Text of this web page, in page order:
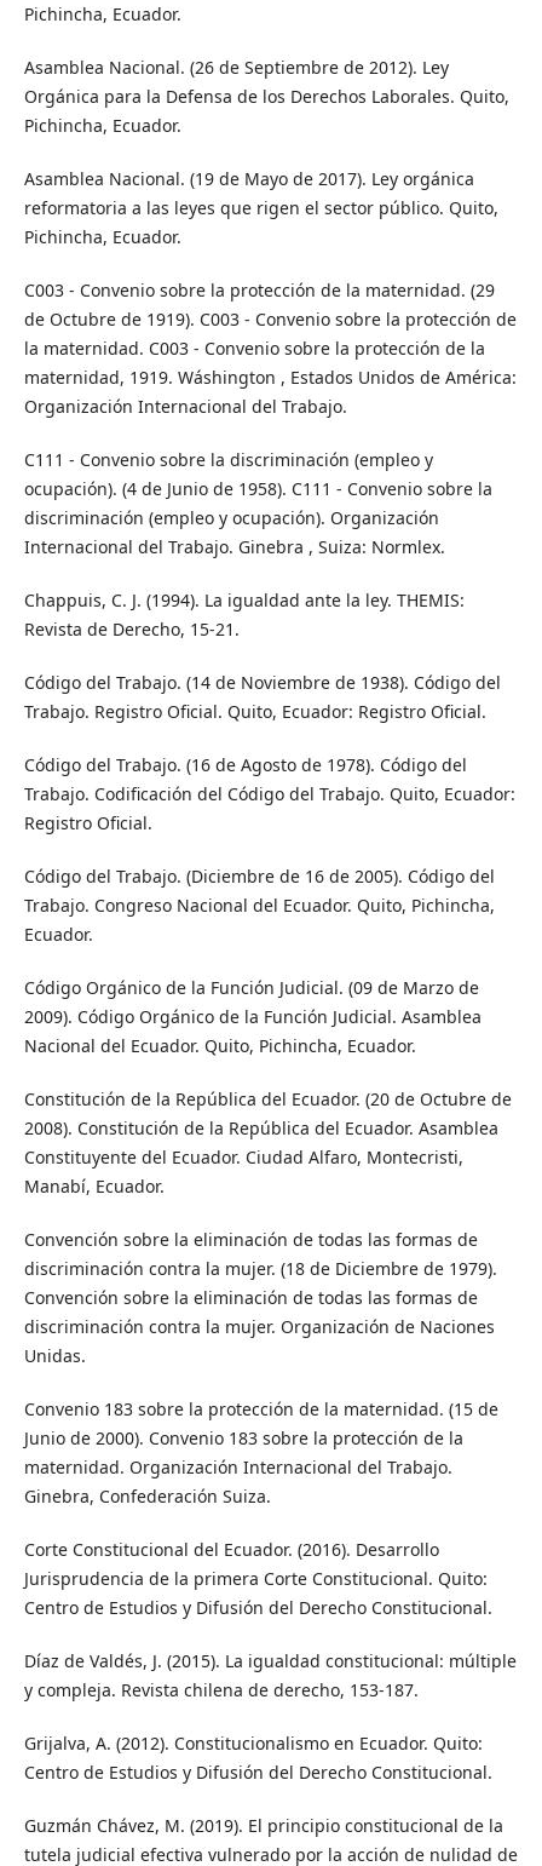
Pichincha, Ecuador.
Asamblea Nacional. (26 de Septiembre de 2012). Ley
Orgánica para la Defensa de los Derechos Laborales. Quito,
Pichincha, Ecuador.
Asamblea Nacional. (19 de Mayo de 2017). Ley orgánica
reformatoria a las leyes que rigen el sector público. Quito,
Pichincha, Ecuador.
C003 - Convenio sobre la protección de la maternidad. (29
de Octubre de 1919). C003 - Convenio sobre la protección de
la maternidad. C003 - Convenio sobre la protección de la
maternidad, 1919. Wáshington , Estados Unidos de América:
Organización Internacional del Trabajo.
C111 - Convenio sobre la discriminación (empleo y
ocupación). (4 de Junio de 1958). C111 - Convenio sobre la
discriminación (empleo y ocupación). Organización
Internacional del Trabajo. Ginebra , Suiza: Normlex.
Chappuis, C. J. (1994). La igualdad ante la ley. THEMIS:
Revista de Derecho, 15-21.
Código del Trabajo. (14 de Noviembre de 1938). Código del
Trabajo. Registro Oficial. Quito, Ecuador: Registro Oficial.
Código del Trabajo. (16 de Agosto de 1978). Código del
Trabajo. Codificación del Código del Trabajo. Quito, Ecuador:
Registro Oficial.
Código del Trabajo. (Diciembre de 16 de 2005). Código del
Trabajo. Congreso Nacional del Ecuador. Quito, Pichincha,
Ecuador.
Código Orgánico de la Función Judicial. (09 de Marzo de
2009). Código Orgánico de la Función Judicial. Asamblea
Nacional del Ecuador. Quito, Pichincha, Ecuador.
Constitución de la República del Ecuador. (20 de Octubre de
2008). Constitución de la República del Ecuador. Asamblea
Constituyente del Ecuador. Ciudad Alfaro, Montecristi,
Manabí, Ecuador.
Convención sobre la eliminación de todas las formas de
discriminación contra la mujer. (18 de Diciembre de 1979).
Convención sobre la eliminación de todas las formas de
discriminación contra la mujer. Organización de Naciones
Unidas.
Convenio 183 sobre la protección de la maternidad. (15 de
Junio de 2000). Convenio 183 sobre la protección de la
maternidad. Organización Internacional del Trabajo.
Ginebra, Confederación Suiza.
Corte Constitucional del Ecuador. (2016). Desarrollo
Jurisprudencia de la primera Corte Constitucional. Quito:
Centro de Estudios y Difusión del Derecho Constitucional.
Díaz de Valdés, J. (2015). La igualdad constitucional: múltiple
y compleja. Revista chilena de derecho, 153-187.
Grijalva, A. (2012). Constitucionalismo en Ecuador. Quito:
Centro de Estudios y Difusión del Derecho Constitucional.
Guzmán Chávez, M. (2019). El principio constitucional de la
tutela judicial efectiva vulnerado por la acción de nulidad de